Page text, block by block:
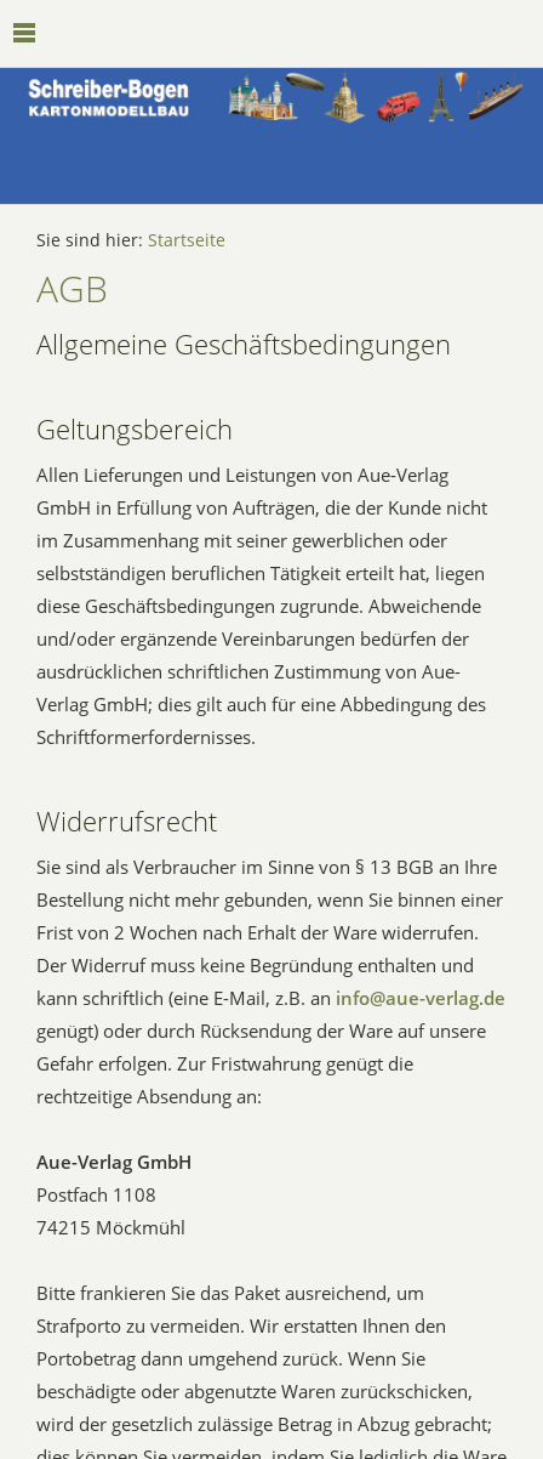
Sie sind hier: Startseite
AGB
Allgemeine Geschäftsbedingungen
Geltungsbereich
Allen Lieferungen und Leistungen von Aue-Verlag
GmbH in Erfüllung von Aufträgen, die der Kunde nicht
im Zusammenhang mit seiner gewerblichen oder
selbstständigen beruflichen Tätigkeit erteilt hat, liegen
diese Geschäftsbedingungen zugrunde. Abweichende
und/oder ergänzende Vereinbarungen bedürfen der
ausdrücklichen schriftlichen Zustimmung von Aue-
Verlag GmbH; dies gilt auch für eine Abbedingung des
Schriftformerfordernisses.
Widerrufsrecht
Sie sind als Verbraucher im Sinne von § 13 BGB an Ihre
Bestellung nicht mehr gebunden, wenn Sie binnen einer
Frist von 2 Wochen nach Erhalt der Ware widerrufen.
Der Widerruf muss keine Begründung enthalten und
kann schriftlich (eine E-Mail, z.B. an info@aue-verlag.de
genügt) oder durch Rücksendung der Ware auf unsere
Gefahr erfolgen. Zur Fristwahrung genügt die
rechtzeitige Absendung an:
Aue-Verlag GmbH
Postfach 1108
74215 Möckmühl
Bitte frankieren Sie das Paket ausreichend, um
Strafporto zu vermeiden. Wir erstatten Ihnen den
Portobetrag dann umgehend zurück. Wenn Sie
beschädigte oder abgenutzte Waren zurückschicken,
wird der gesetzlich zulässige Betrag in Abzug gebracht;